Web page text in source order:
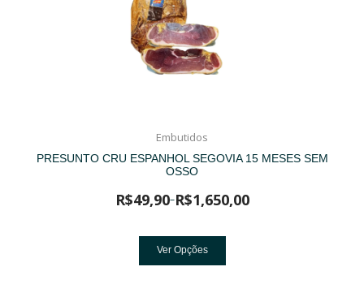
Embutidos
PRESUNTO CRU ESPANHOL SEGOVIA 15 MESES SEM
OSSO
R$49,90–R$1,650,00
Ver Opções